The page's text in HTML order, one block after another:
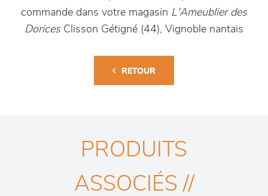
commande dans votre magasin L'Ameublier des
DoricesClisson Gétigné (44), Vignoble nantais
RETOUR
PRODUITS
ASSOCIÉS //